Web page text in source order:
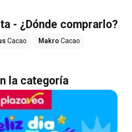
- ¿Dónde comprarlo?
Cacao Makro Cacao
la categoría